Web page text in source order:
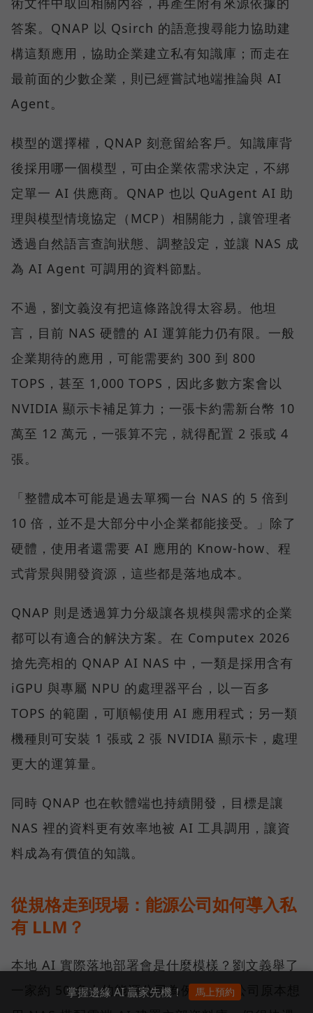
答案。QNAP 以 Qsirch 的語意搜尋能力協助建
構這類應用，協助企業建立私有知識庫；而走在
最前面的少數企業，則已經嘗試地端推論與 AI
Agent。
模型的選擇權，QNAP 刻意留給客戶。知識庫背
後採用哪一個模型，可由企業依需求決定，不綁
定單一 AI 供應商。QNAP 也以 QuAgent AI 助
理與模型情境協定（MCP）相關能力，讓管理者
透過自然語言查詢狀態、調整設定，並讓 NAS 成
為 AI Agent 可調用的資料節點。
不過，劉文義沒有把這條路說得太容易。他坦
言，目前 NAS 硬體的 AI 運算能力仍有限。一般
企業期待的應用，可能需要約 300 到 800
TOPS，甚至 1,000 TOPS，因此多數方案會以
NVIDIA 顯示卡補足算力；一張卡約需新台幣 10
萬至 12 萬元，一張算不完，就得配置 2 張或 4
張。
「整體成本可能是過去單獨一台 NAS 的 5 倍到
10 倍，並不是大部分中小企業都能接受。」除了
硬體，使用者還需要 AI 應用的 Know-how、程
式背景與開發資源，這些都是落地成本。
QNAP 則是透過算力分級讓各規模與需求的企業
都可以有適合的解決方案。在 Computex 2026
搶先亮相的 QNAP AI NAS 中，一類是採用含有
iGPU 與專屬 NPU 的處理器平台，以一百多
TOPS 的範圍，可順暢使用 AI 應用程式；另一類
機種則可安裝 1 張或 2 張 NVIDIA 顯示卡，處理
更大的運算量。
同時 QNAP 也在軟體端也持續開發，目標是讓
NAS 裡的資料更有效率地被 AI 工具調用，讓資
料成為有價值的知識。
從規格走到現場：能源公司如何導入私
有 LLM？
本地 AI 實際落地部署會是什麼模樣？劉文義舉了
一家約 50 多人的能源公司為例。這家公司原本想
掌握邊緣 AI 贏家先機！ 馬上預約